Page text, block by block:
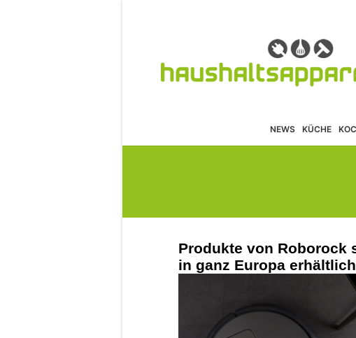
NEWS KÜCHE
Produkte von Roborock
in ganz Europa erhältlich